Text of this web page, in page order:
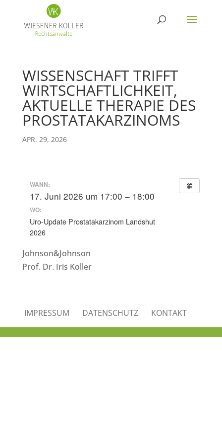
WISSENSCHAFT TRIFFT
WIRTSCHAFTLICHKEIT,
AKTUELLE THERAPIE DES
PROSTATAKARZINOMS
APR. 29, 2026
WANN:
17. Juni 2026 um 17:00 – 18:00
WO:
Uro-Update Prostatakarzinom Landshut
2026
Johnson&Johnson
Prof. Dr. Iris Koller
IMPRESSUM DATENSCHUTZ KONTAKT